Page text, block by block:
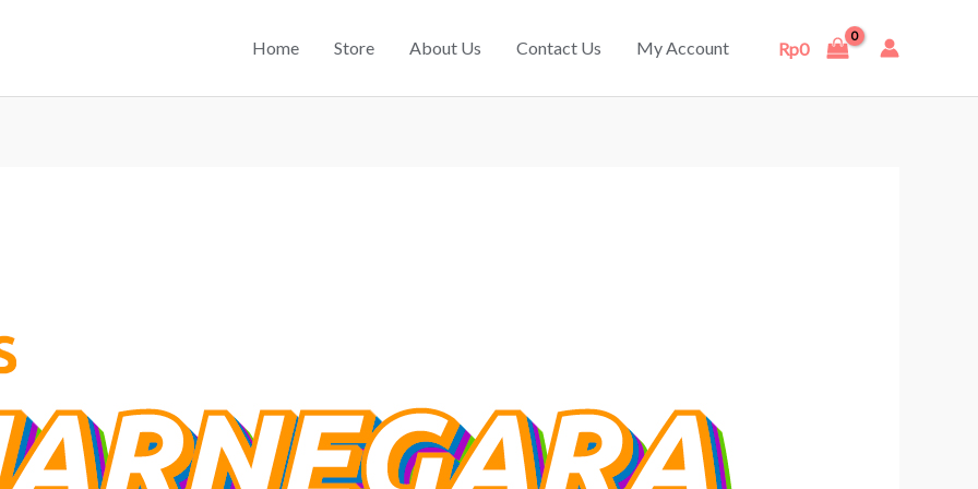
Home Store About Us Contact Us My Account Rp0